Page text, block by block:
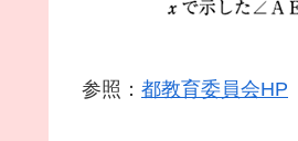
参照： 都教育委員会HP